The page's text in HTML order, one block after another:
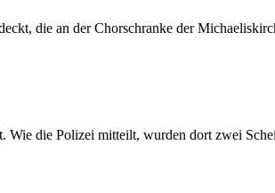
die an der Chorschranke der
Wie die Polizei mitteilt, wurden dort zwei